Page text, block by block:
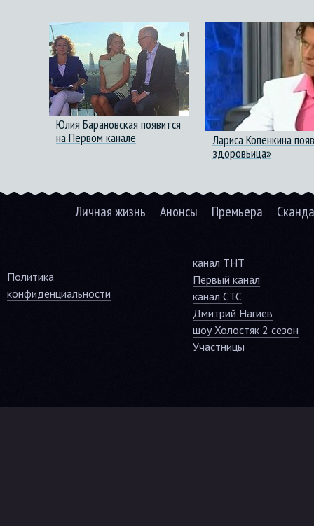
Юлия Барановская появится
на Первом канале
Лариса Копенкина
здоровьица»
Личная жизнь Анонсы Премьера
Политика
конфиденциальности
канал ТНТ
Первый канал
канал СТС
Дмитрий Нагиев
шоу Холостяк 2 сезон
Участницы